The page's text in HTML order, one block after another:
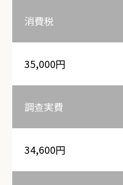
消費税
35,000円
調查実費
34,600円